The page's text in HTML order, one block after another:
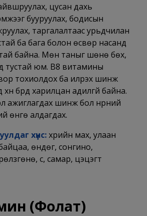
цусан дахь
бууруулах, бодисын
таргалалтаас урьдчилан
ба бага болон өсвөр насанд
байна. Мөн таныг шөнө бөх,
тустай юм. В8 витамины
тохиолдох ба илрэх шинж
бүрд харилцан адилгүй байна.
ажиглагдах шинж бол нүүрний
өнгө алдагдах.
хүнс:үхрийн мах, улаан
өндөг, сонгино,
сүү, самар, цэцэгт
(Фолат)